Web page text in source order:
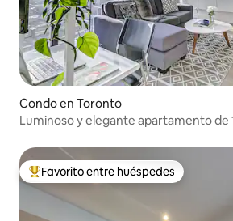
Condo en Toronto
Luminoso y elegante apartamento de
Favorito entre huéspedes preferido
Favorito entre huéspedes